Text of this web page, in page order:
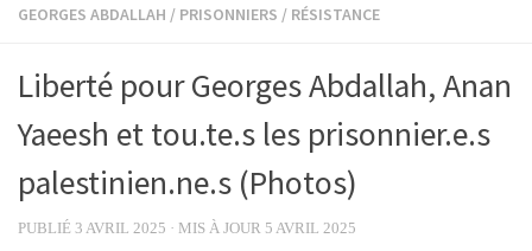
GEORGES ABDALLAH / PRISONNIERS / RÉSISTANCE
Liberté pour Georges Abdallah, Anan
Yaeesh et tou.te.s les prisonnier.e.s
palestinien.ne.s (Photos)
PUBLIÉ 3 AVRIL 2025 · MIS À JOUR 5 AVRIL 2025